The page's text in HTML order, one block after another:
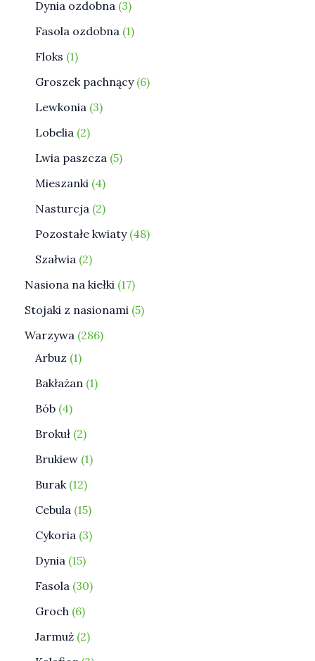
Dynia ozdobna 3
Fasola ozdobna 1
Floks 1
Groszek pachnący 6
Lewkonia 3
Lobelia 2
Lwia paszcza 5
Mieszanki 4
Nasturcja 2
Pozostałe kwiaty 48
Szałwia 2
Nasiona na kiełki 17
Stojaki z nasionami 5
Warzywa 286
Arbuz 1
Bakłażan 1
Bób 4
Brokuł 2
Brukiew 1
Burak 12
Cebula 15
Cykoria 3
Dynia 15
Fasola 30
Groch 6
Jarmuż 2